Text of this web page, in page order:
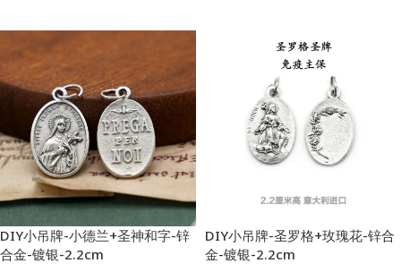
DIY小吊牌-小德兰+圣神和字-锌
合金-镀银-2.2cm
DIY小吊牌-圣罗格+玫瑰花-锌合
金-镀银-2.2cm